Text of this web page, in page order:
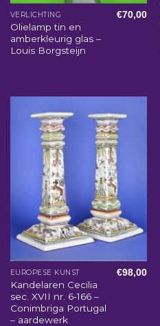
VERLICHTING
Olielamp tin en
amberkleurig glas –
Louis Borgsteijn
€70,00
EUROPESE KUNST
Kandelaren Cecilia
sec. XVII nr. 6-166 –
Conimbriga Portugal
– aardewerk
€98,00